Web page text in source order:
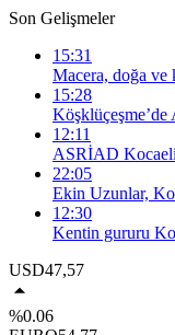
Son Gelişmeler
15:31
Macera, doğa ve
15:28
12:11
ASRİAD Kocaeli
22:05
Ekin Uzunlar,
12:30
Kentin gururu
USD47,57
%0.06